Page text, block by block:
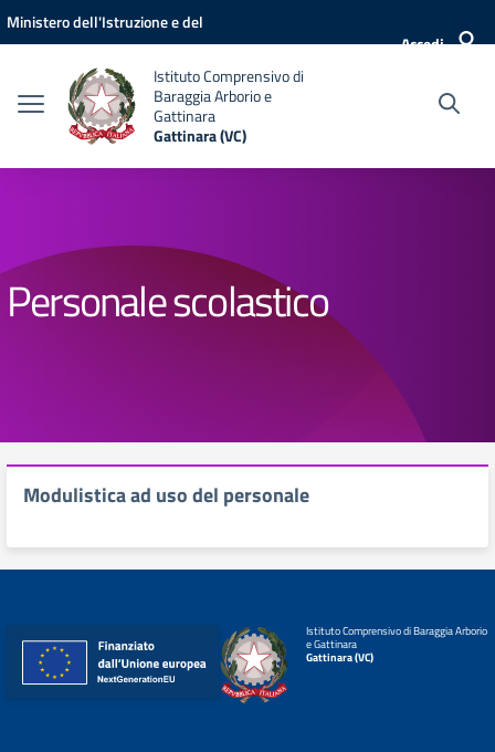
Vai ai contenuti
Vai al menu di navigazione
Vai al footer
Ministero dell'Istruzione e del
Accedi
Istituto Comprensivo di
Baraggia Arborio e
Gattinara
Gattinara (VC)
Personale scolastico
Modulistica ad uso del personale
Istituto Comprensivo di Baraggia Arborio
e Gattinara
Gattinara (VC)